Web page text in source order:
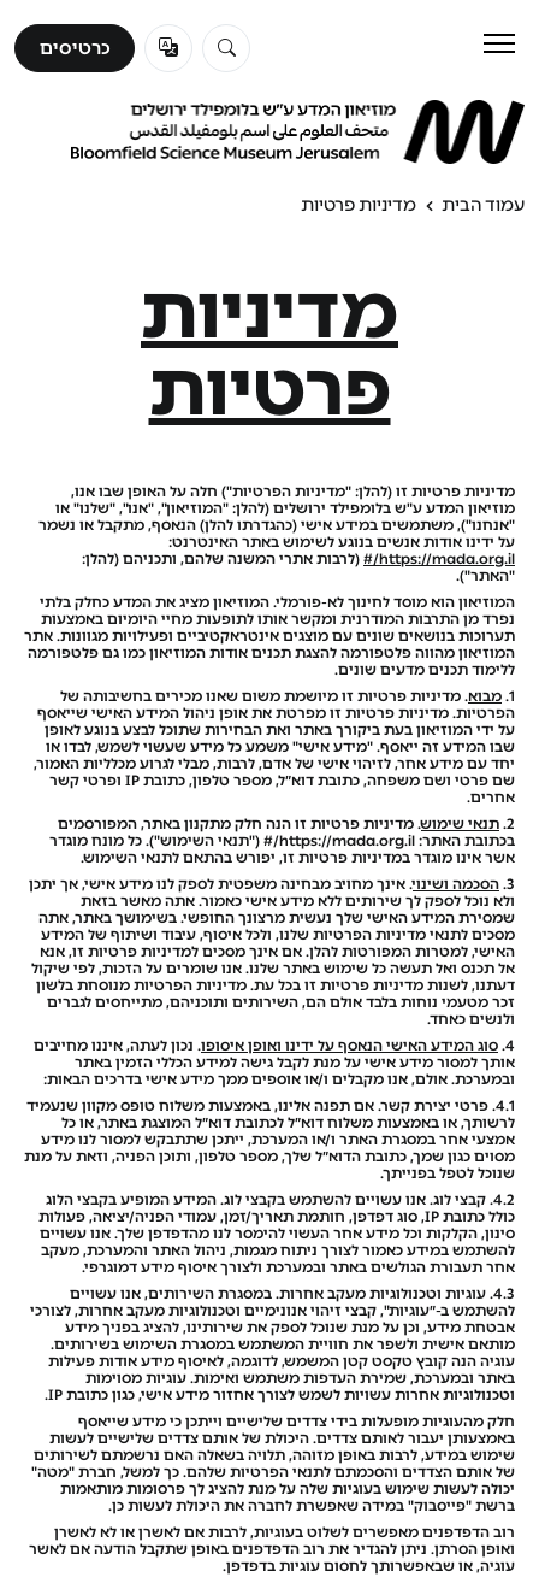
לבקר
אודות
כרטיסים
עמוד הבית מדיניות פרטיות
מדיניות
פרטיות
מדיניות פרטיות זו (להלן: "מדיניות הפרטיות") חלה על האופן שבו אנו,
מוזיאון המדע ע"ש בלומפילד ירושלים (להלן: "המוזיאון", "אנו", "שלנו" או
"אנחנו"), משתמשים במידע אישי (כהגדרתו להלן) הנאסף, מתקבל או נשמר
על ידינו אודות אנשים בנוגע לשימוש באתר האינטרנט:
https://mada.org.il/#
(לרבות אתרי המשנה שלהם, ותכניהם (להלן:
"האתר").
המוזיאון הוא מוסד לחינוך לא-פורמלי. המוזיאון מציג את המדע כחלק בלתי
נפרד מן התרבות המודרנית ומקשר אותו לתופעות מחיי היומיום באמצעות
תערוכות בנושאים שונים עם מוצגים אינטראקטיביים ופעילויות מגוונות. אתר
המוזיאון מהווה פלטפורמה להצגת תכנים אודות המוזיאון כמו גם פלטפורמה
ללימוד תכנים מדעים שונים.
1. מבוא. מדיניות פרטיות זו מיושמת משום שאנו מכירים בחשיבותה של
הפרטיות. מדיניות פרטיות זו מפרטת את אופן ניהול המידע האישי שייאסף
על ידי המוזיאון בעת ביקורך באתר ואת הבחירות שתוכל לבצע בנוגע לאופן
שבו המידע זה ייאסף. "מידע אישי" משמע כל מידע שעשוי לשמש, לבדו או
יחד עם מידע אחר, לזיהוי אישי של אדם, לרבות, מבלי לגרוע מכלליות האמור,
שם פרטי ושם משפחה, כתובת דוא״ל, מספר טלפון, כתובת IP ופרטי קשר
אחרים.
2. תנאי שימוש. מדיניות פרטיות זו הנה חלק מתקנון באתר, המפורסמים
בכתובת האתר: https://mada.org.il/# ("תנאי השימוש"). כל מונח מוגדר
אשר אינו מוגדר במדיניות פרטיות זו, יפורש בהתאם לתנאי השימוש.
3. הסכמה ושינוי. אינך מחויב מבחינה משפטית לספק לנו מידע אישי, אך יתכן
ולא נוכל לספק לך שירותים ללא מידע אישי כאמור. אתה מאשר בזאת
שמסירת המידע האישי שלך נעשית מרצונך החופשי. בשימושך באתר, אתה
מסכים לתנאי מדיניות הפרטיות שלנו, ולכל איסוף, עיבוד ושיתוף של המידע
האישי, למטרות המפורטות להלן. אם אינך מסכים למדיניות פרטיות זו, אנא
אל תכנס ואל תעשה כל שימוש באתר שלנו. אנו שומרים על הזכות, לפי שיקול
דעתנו, לשנות מדיניות פרטיות זו בכל עת. מדיניות הפרטיות מנוסחת בלשון
זכר מטעמי נוחות בלבד אולם הם, השירותים ותוכניהם, מתייחסים לגברים
ולנשים כאחד.
4. סוג המידע האישי הנאסף על ידינו ואופן איסופו. נכון לעתה, איננו מחייבים
אותך למסור מידע אישי על מנת לקבל גישה למידע הכללי הזמין באתר
ובמערכת. אולם, אנו מקבלים ו/או אוספים ממך מידע אישי בדרכים הבאות:
4.1. פרטי יצירת קשר. אם תפנה אלינו, באמצעות משלוח טופס מקוון שנעמיד
לרשותך, או באמצעות משלוח דוא״ל לכתובת דוא״ל המוצגת באתר, או כל
אמצעי אחר במסגרת האתר ו/או המערכת, ייתכן שתתבקש למסור לנו מידע
מסוים כגון שמך, כתובת הדוא״ל שלך, מספר טלפון, ותוכן הפניה, וזאת על מנת
שנוכל לטפל בפנייתך.
4.2. קבצי לוג. אנו עשויים להשתמש בקבצי לוג. המידע המופיע בקבצי הלוג
כולל כתובת IP, סוג דפדפן, חותמת תאריך/זמן, עמודי הפניה/יציאה, פעולות
סינון, הקלקות וכל מידע אחר העשוי להימסר לנו מהדפדפן שלך. אנו עשויים
להשתמש במידע כאמור לצורך ניתוח מגמות, ניהול האתר והמערכת, מעקב
אחר תעבורת הגולשים באתר ובמערכת ולצורך איסוף מידע דמוגרפי.
4.3. עוגיות וטכנולוגיות מעקב אחרות. במסגרת השירותים, אנו עשויים
להשתמש ב-״עוגיות", קבצי זיהוי אנונימיים וטכנולוגיות מעקב אחרות, לצורכי
אבטחת מידע, וכן על מנת שנוכל לספק את שירותינו, להציג בפניך מידע
מותאם אישית ולשפר את חוויית המשתמש במסגרת השימוש בשירותים.
עוגיה הנה קובץ טקסט קטן המשמש, לדוגמה, לאיסוף מידע אודות פעילות
באתר ובמערכת, שמירת העדפות משתמש ואימות. עוגיות מסוימות
וטכנולוגיות אחרות עשויות לשמש לצורך אחזור מידע אישי, כגון כתובת IP.
חלק מהעוגיות מופעלות בידי צדדים שלישיים וייתכן כי מידע שייאסף
באמצעותן יעבור לאותם צדדים. היכולת של אותם צדדים שלישיים לעשות
שימוש במידע, לרבות באופן מזוהה, תלויה בשאלה האם נרשמתם לשירותים
של אותם הצדדים והסכמתם לתנאי הפרטיות שלהם. כך למשל, חברת "מטה"
יכולה לעשות שימוש בעוגיות שלה על מנת להציג לך פרסומות מותאמות
ברשת "פייסבוק" במידה שאפשרת לחברה את היכולת לעשות כן.
רוב הדפדפנים מאפשרים לשלוט בעוגיות, לרבות אם לאשרן או לא לאשרן
ואופן הסרתן. ניתן להגדיר את רוב הדפדפנים באופן שתקבל הודעה אם לאשר
עוגיה, או שבאפשרותך לחסום עוגיות בדפדפן.